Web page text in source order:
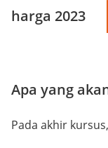
harga 2023
Apa yang
Pada akhir